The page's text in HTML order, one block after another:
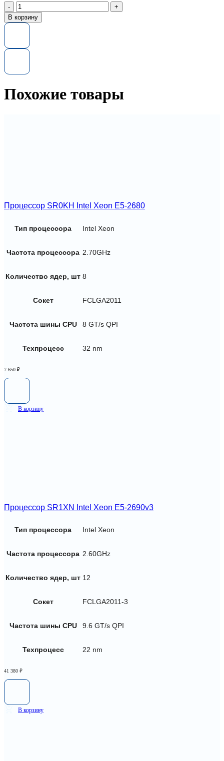
Количество
товара
Процессор
Xeon
2609v2
В корзину
Похожие товары
Процессор SR0KH Intel Xeon E5-2680
Тип процессора Intel Xeon
Частота процессора 2.70GHz
Количество ядер, шт 8
Сокет FCLGA2011
Частота шины CPU 8 GT/s QPI
Техпроцесс 32 nm
7 650 ₽
В корзину
Процессор SR1XN Intel Xeon E5-2690v3
Тип процессора Intel Xeon
Частота процессора 2.60GHz
Количество ядер, шт 12
Сокет FCLGA2011-3
Частота шины CPU 9.6 GT/s QPI
Техпроцесс 22 nm
41 380 ₽
В корзину